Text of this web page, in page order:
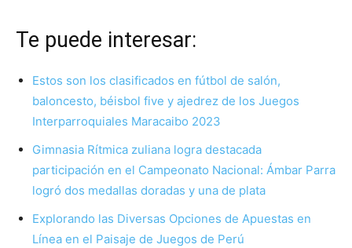
Te puede interesar:
Estos son los clasificados en fútbol de salón,
baloncesto, béisbol five y ajedrez de los Juegos
Interparroquiales Maracaibo 2023
Gimnasia Rítmica zuliana logra destacada
participación en el Campeonato Nacional: Ámbar Parra
logró dos medallas doradas y una de plata
Explorando las Diversas Opciones de Apuestas en
Línea en el Paisaje de Juegos de Perú